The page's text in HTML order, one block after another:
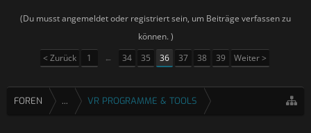
(Du musst angemeldet oder registriert sein, um Beiträge verfassen zu
können. )
< Zurück
1 ← 34 35 36 37 38 39 Weiter >
FOREN ... VR PROGRAMME & TOOLS